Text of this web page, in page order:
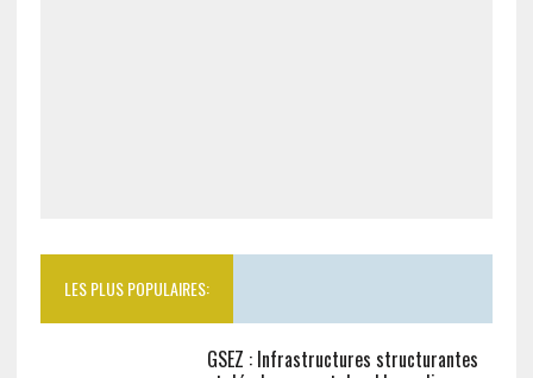
LES PLUS POPULAIRES:
GSEZ : Infrastructures structurantes